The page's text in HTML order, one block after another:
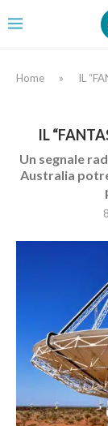
Home » IL
IL
Un segnale
Australia